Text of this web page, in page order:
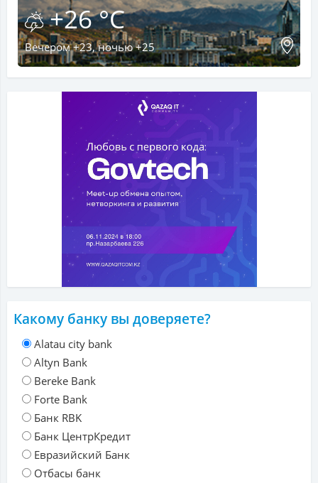
+26 °C
Вечером +23, ночью +25
Какому банку вы доверяете?
Alatau city bank
Altyn Bank
Bereke Bank
Forte Bank
Банк RBK
Банк ЦентрКредит
Евразийский Банк
Отбасы банк